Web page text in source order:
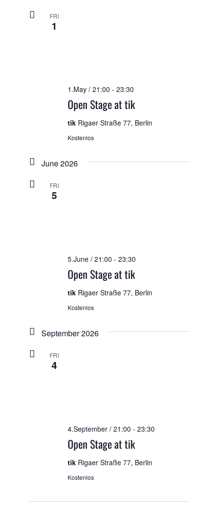
FRI
1
Open Stage at tik
1.May / 21:00 - 23:30
tik Rigaer Straße 77, Berlin
Kostenlos
June 2026
FRI
5
Open Stage at tik
5.June / 21:00 - 23:30
tik Rigaer Straße 77, Berlin
Kostenlos
September 2026
FRI
4
Open Stage at tik
4.September / 21:00 - 23:30
tik Rigaer Straße 77, Berlin
Kostenlos